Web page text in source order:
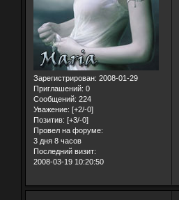
Зарегистрирован: 2008-01-29
Приглашений: 0
Сообщений: 224
Уважение: [+2/-0]
Позитив: [+3/-0]
Провел на форуме:
3 дня 8 часов
Последний визит:
2008-03-19 10:20:50